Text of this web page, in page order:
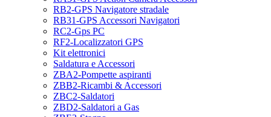
RB2-GPS Navigatore stradale
RB31-GPS Accessori Navigatori
RC2-Gps PC
RF2-Localizzatori GPS
Kit elettronici
Saldatura e Accessori
ZBA2-Pompette aspiranti
ZBB2-Ricambi & Accessori
ZBC2-Saldatori
ZBD2-Saldatori a Gas